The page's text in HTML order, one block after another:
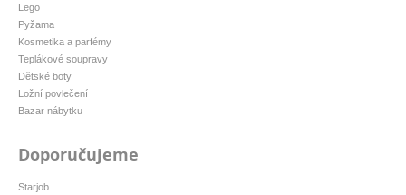
Lego
Pyžama
Kosmetika a parfémy
Teplákové soupravy
Dětské boty
Ložní povlečení
Bazar nábytku
Doporučujeme
Starjob